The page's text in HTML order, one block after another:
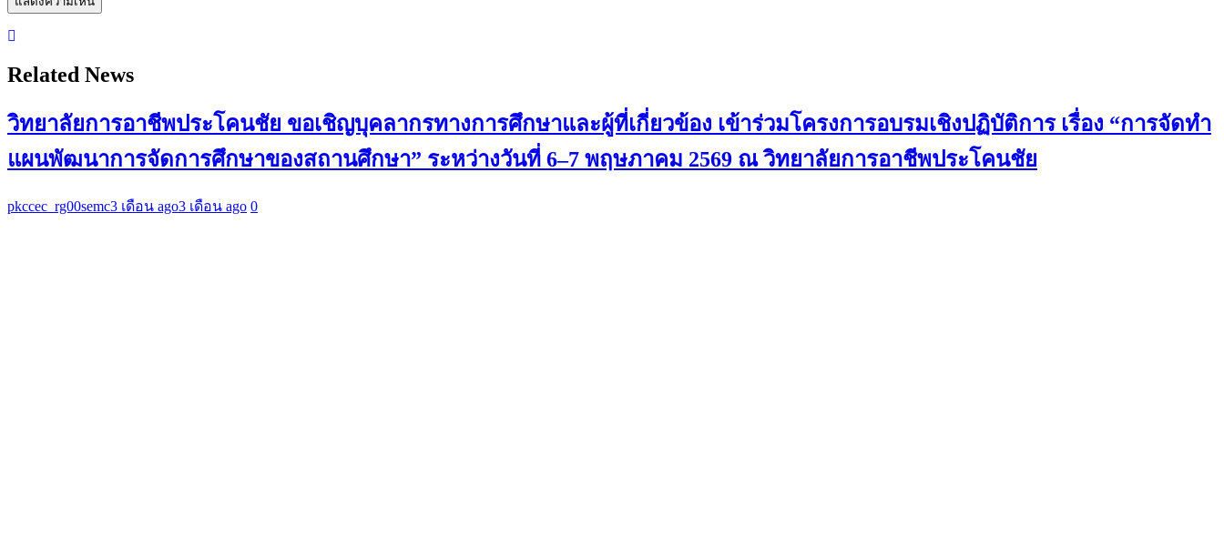
Related News
วิทยาลัยการอาชีพประโคนชัย ขอเชิญบุคลากรทางการศึกษาและผู้ที่เกี่ยวข้อง เข้าร่วมโครงการอบรมเชิงปฏิบัติการ เรื่อง “การจัดทำ
แผนพัฒนาการจัดการศึกษาของสถานศึกษา” ระหว่างวันที่ 6–7 พฤษภาคม 2569 ณ วิทยาลัยการอาชีพประโคนชัย
pkccec_rg00semc3 เดือน ago3 เดือน ago 0